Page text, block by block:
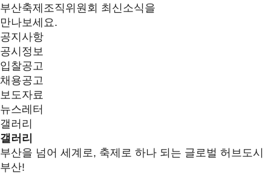
부산축제조직위원회 최신소식을
만나보세요.
공지사항
공시정보
입찰공고
채용공고
보도자료
뉴스레터
갤러리
갤러리
부산을 넘어 세계로, 축제로 하나 되는 글로벌 허브도시
부산!